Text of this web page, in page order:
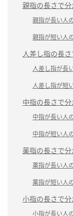
親指の長さで
親指が長い人
親指が短い人
人差し指の長
人差し指が長
人差し指が短
中指の長さで
中指が長い人
中指が短い人
薬指の長さで
薬指が長い人
薬指が短い人
小指の長さで
小指が長い人